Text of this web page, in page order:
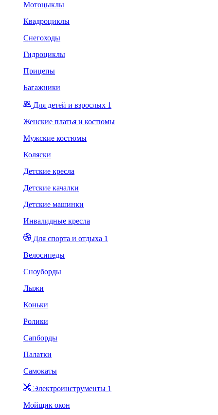
Мотоцыклы
Квадроциклы
Снегоходы
Гидроциклы
Прицепы
Багажники
Для детей и взрослых 1
Женские платья и костюмы
Мужские костюмы
Коляски
Детские кресла
Детские качалки
Детские машинки
Инвалидные кресла
Для спорта и отдыха 1
Велосипеды
Сноуборды
Лыжи
Коньки
Ролики
Сапборды
Палатки
Самокаты
Электроинструменты 1
Мойщик окон